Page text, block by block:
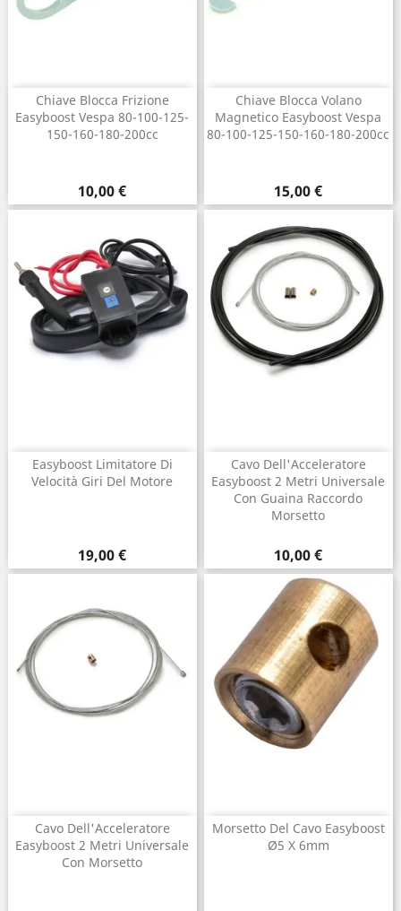
Chiave Blocca Frizione
Easyboost Vespa 80-100-125-
150-160-180-200cc
Prezzo
10,00 €
Chiave Blocca Volano
Magnetico Easyboost Vespa
80-100-125-150-160-180-200cc
Prezzo
15,00 €
Easyboost Limitatore Di
Velocità Giri Del Motore
Prezzo
19,00 €
Cavo Dell'Acceleratore
Easyboost 2 Metri Universale
Con Guaina Raccordo
Morsetto
Prezzo
10,00 €
Cavo Dell'Acceleratore
Easyboost 2 Metri Universale
Con Morsetto
Morsetto Del Cavo Easyboost
Ø5 X 6mm